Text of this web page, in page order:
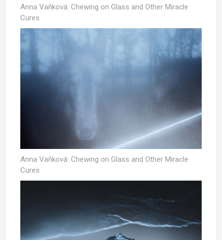
Anna Vaňková: Chewing on Glass and Other Miracle
Cures
Anna Vaňková: Chewing on Glass and Other Miracle
Cures